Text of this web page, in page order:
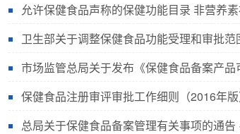
允许保健食品声称的保健功能目录 非营养素
卫生部关于调整保健食品功能受理和审批范
市场监管总局关于发布《保健食品备案产
保健食品注册审评审批工作细则（2016年版
总局关于保健食品备案管理有关事项的通告